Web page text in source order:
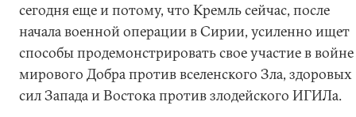
сегодня еще и потому, что Кремль сейчас, после
начала военной операции в Сирии, усиленно ищет
способы продемонстрировать свое участие в войне
мирового Добра против вселенского Зла, здоровых
сил Запада и Востока против злодейского ИГИЛа.